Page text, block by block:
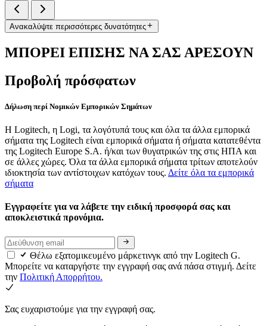
Ανακαλύψτε περισσότερες δυνατότητες
ΜΠΟΡΕΙ ΕΠΙΣΗΣ ΝΑ ΣΑΣ ΑΡΕΣΟΥΝ
Προβολή πρόσφατων
Δήλωση περί Νομικών Εμπορικών Σημάτων
Η Logitech, η Logi, τα λογότυπά τους και όλα τα άλλα εμπορικά
σήματα της Logitech είναι εμπορικά σήματα ή σήματα κατατεθέντα
της Logitech Europe S.A. ή/και των θυγατρικών της στις ΗΠΑ και
σε άλλες χώρες. Όλα τα άλλα εμπορικά σήματα τρίτων αποτελούν
ιδιοκτησία των αντίστοιχων κατόχων τους. Δείτε όλα τα εμπορικά
σήματα
Εγγραφείτε για να λάβετε την ειδική προσφορά σας και
αποκλειστικά προνόμια.
Θέλω εξατομικευμένο μάρκετινγκ από την Logitech G.
Μπορείτε να καταργήστε την εγγραφή σας ανά πάσα στιγμή. Δείτε
την Πολιτική Απορρήτου.
Σας ευχαριστούμε για την εγγραφή σας.